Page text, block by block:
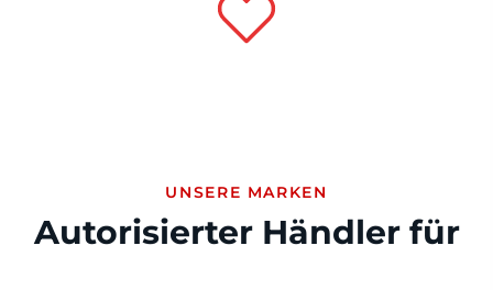
UNSERE MARKEN
Autorisierter Händler für